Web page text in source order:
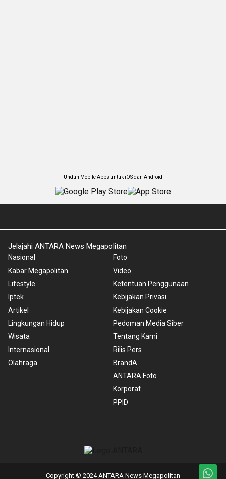
Unduh Mobile Apps untuk iOS dan Android
Jelajahi ANTARA News Megapolitan
Nasional
Kabar Megapolitan
Lifestyle
Iptek
Artikel
Lingkungan Hidup
Wisata
Internasional
Olahraga
Foto
Video
Ketentuan Penggunaan
Kebijakan Privasi
Kebijakan Cookie
Pedoman Media Siber
Tentang Kami
Rilis Pers
BrandA
ANTARA Foto
Korporat
PPID
Copyright © 2024 ANTARA News Megapolitan